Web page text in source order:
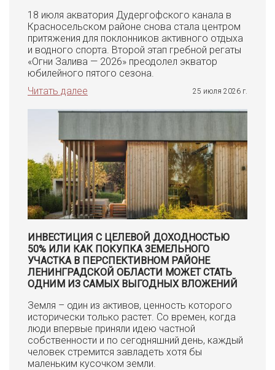
18 июля акватория Дудергофского канала в
Красносельском районе снова стала центром
притяжения для поклонников активного отдыха
и водного спорта. Второй этап гребной регаты
«Огни Залива — 2026» преодолел экватор
юбилейного пятого сезона.
Читать далее
25 июля 2026 г.
ИНВЕСТИЦИЯ С ЦЕЛЕВОЙ ДОХОДНОСТЬЮ
50% ИЛИ КАК ПОКУПКА ЗЕМЕЛЬНОГО
УЧАСТКА В ПЕРСПЕКТИВНОМ РАЙОНЕ
ЛЕНИНГРАДСКОЙ ОБЛАСТИ МОЖЕТ СТАТЬ
ОДНИМ ИЗ САМЫХ ВЫГОДНЫХ ВЛОЖЕНИЙ
Земля – один из активов, ценность которого
исторически только растет. Со времен, когда
люди впервые приняли идею частной
собственности и по сегодняшний день, каждый
человек стремится завладеть хотя бы
маленьким кусочком земли.